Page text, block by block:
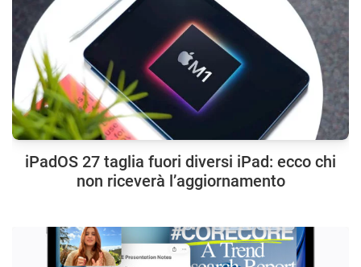
iPadOS 27 taglia fuori diversi iPad: ecco chi
non riceverà l’aggiornamento